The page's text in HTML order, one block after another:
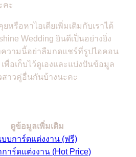
คะ
หรือหาไอเดียเพิ่มเติมกับเราได้
Wedding ยินดีเป็นอย่างยิ่ง
วามนี้อย่าลืมกดแชร์ที่รูปไอคอน
พื่อเก็บไว้ดูเองและแบ่งปันข้อมูล
สาวคู่อื่นกันบ้างนะคะ
ดูข้อมูลเพิ่มเติม
บบการ์ดแต่งงาน (ฟรี)
การ์ดแต่งงาน (Hot Price)